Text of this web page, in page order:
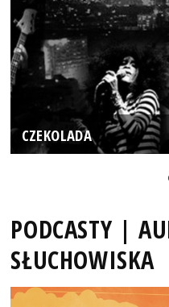
CZEKOLADA
PODCASTY |
SŁUCHOWISKA